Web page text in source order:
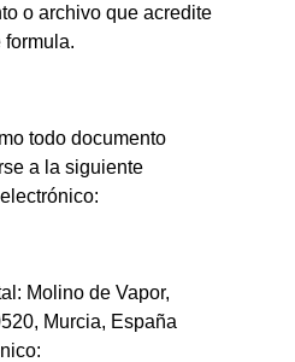
o archivo que acredite
formula.
todo documento
a la siguiente
Molino de Vapor,
Murcia, España